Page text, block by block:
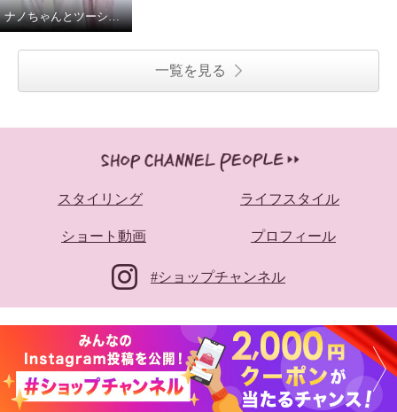
ナノちゃんとツーショット♩
一覧を見る
スタイリング ライフスタイル
ショート動画 プロフィール
#ショップチャンネル